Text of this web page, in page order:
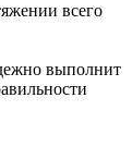
всего
выполнит